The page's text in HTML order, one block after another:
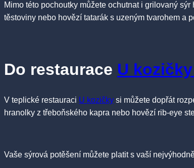
Mimo této pochoutky můžete ochutnat i grilovaný
těstoviny nebo hovězí tatarák s uzeným tvarohem a
Do restaurace U kozičky
V teplické restauraci U kozičky si můžete dopřát
hranolky z třeboňského kapra nebo hovězí rib-eye
Vaše sýrová potěšení můžete platit s vaší